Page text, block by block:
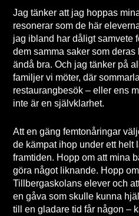
Jag tänker att jag hoppas
resonerar som de här
jag ibland har dåligt samvete
dem samma saker som
ändå bra. Och jag tänker på
familjer vi möter, där
restaurangbesök – eller ens
inte är en självklarhet.
Att en gäng femtonåringar
de kämpat ihop under ett helt
framtiden. Hopp om att mina
göra något liknande. Hopp
Tillbergaskolans elever och
en gåva som skulle kunna
till en gladare tid får någon –